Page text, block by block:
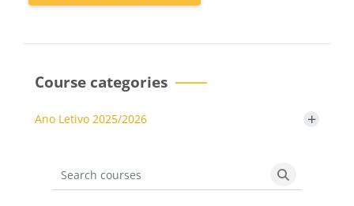
Course categories
Ano Letivo 2025/2026 +
Search courses
Search